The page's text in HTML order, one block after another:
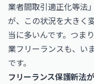
業者間取引適正化等法
が、この状況を大きく
当に多いんです。つま
業フリーランスも、い
です。
フリーランス保護新法